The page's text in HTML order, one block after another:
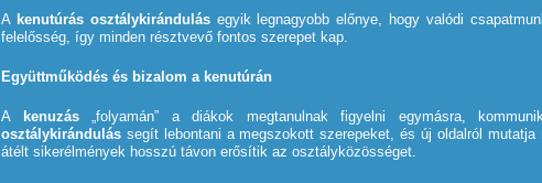
A kenutúrás osztálykirándulásegyik legnagyobb előnye, hogy valódi
felelősség, így minden résztvevő fontos szerepet kap.
Együttműködés és bizalom a kenutúrán
A kenuzás„folyamán” a diákok megtanulnak figyelni egymásra,
osztálykirándulás segít lebontani a megszokott szerepeket, és új oldalról
átélt sikerélmények hosszú távon erősítik az osztályközösséget.